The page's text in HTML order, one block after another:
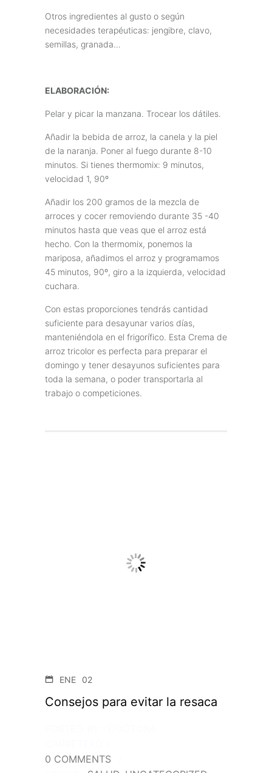
Otros ingredientes al gusto o según
necesidades terapéuticas: jengibre, clavo,
semillas, granada…
ELABORACIÓN:
Pelar y picar la manzana. Trocear los dátiles.
Añadir la bebida de arroz, la canela y la piel
de la naranja. Poner al fuego durante 8-10
minutos. Si tienes thermomix: 9 minutos,
velocidad 1, 90º
Añadir los 200 gramos de la mezcla de
arroces y cocer removiendo durante 35 -40
minutos hasta que veas que el arroz está
hecho. Con la thermomix, ponemos la
mariposa, añadimos el arroz y programamos
45 minutos, 90º, giro a la izquierda, velocidad
cuchara.
Con estas proporciones tendrás cantidad
suficiente para desayunar varios días,
manteniéndola en el frigorífico. Esta Crema de
arroz tricolor es perfecta para preparar el
domingo y tener desayunos suficientes para
toda la semana, o poder transportarla al
trabajo o competiciones.
ENE 02
Consejos para evitar la resaca
0 COMMENTS